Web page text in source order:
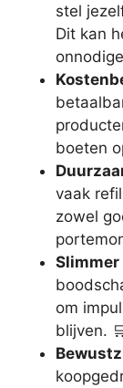
stel
Dit kan
boeten
vaak
zowel
om
blijven.